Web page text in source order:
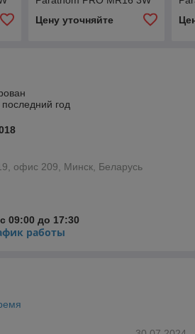
(замена20Вт), 36°,теплый
белый свет, GU5,3
Цену уточняйте
год
офис 209, Минск, Беларусь
09:00 до 17:30
работы